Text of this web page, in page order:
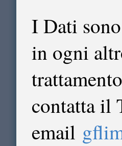
I Dati
in ogni
contatta il
email